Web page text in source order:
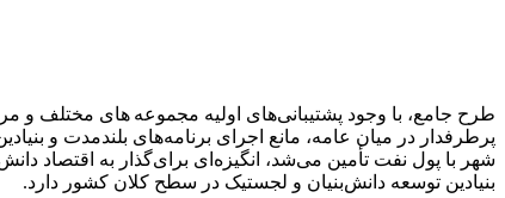
طرح جامع، با وجود پشتیبانی‌های اولیه مجموعه های مختلف و
شهر با پول نفت تأمین می‌شد، انگیزه‌ای برای‌گذار به اقتصاد
بنیادین توسعه دانش‌بنیان و لجستیک در سطح کلان کشور دارد.